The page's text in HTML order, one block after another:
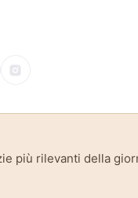
più rilevanti della